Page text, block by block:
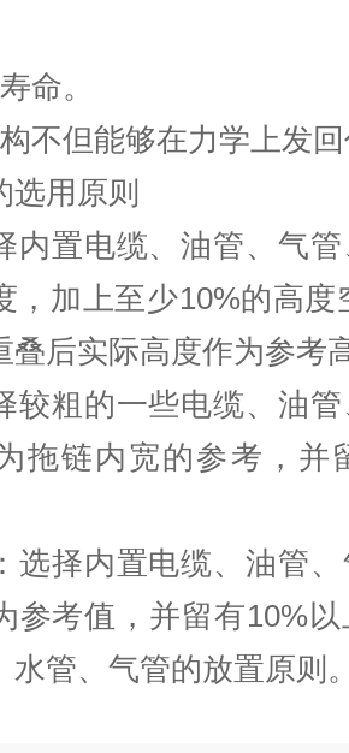
命。
构不但能够在力学上发
选用原则
内置电缆、油管、气
，加上至少10%的高
叠后实际高度作为
较粗的一些电缆、油
拖链内宽的参考，并
选择内置电缆、油管
参考值，并留有10%
水管、气管的放置原则